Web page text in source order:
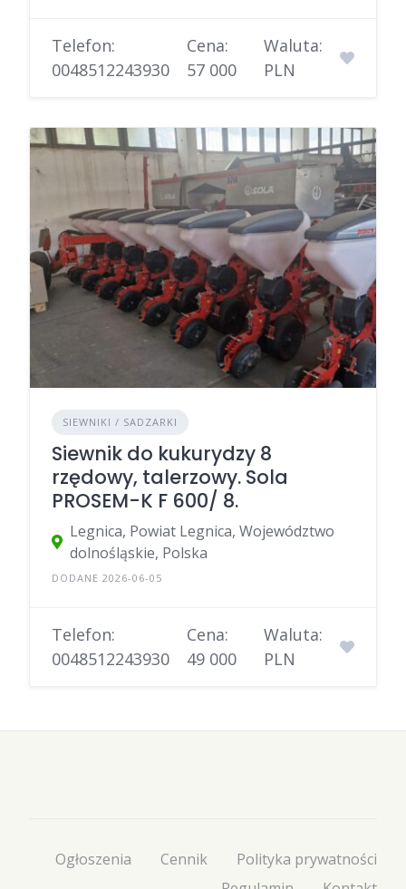
Telefon:
0048512243930
Cena:
57 000
Waluta:
PLN
SIEWNIKI / SADZARKI
Siewnik do kukurydzy 8
rzędowy, talerzowy. Sola
PROSEM-K F 600/ 8.
Legnica, Powiat Legnica, Województwo
dolnośląskie, Polska
DODANE 2026-06-05
Telefon:
0048512243930
Cena:
49 000
Waluta:
PLN
Ogłoszenia Cennik
Polityka prywatności